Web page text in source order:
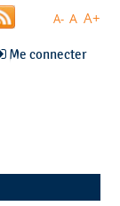
A- A A+
Me connecter